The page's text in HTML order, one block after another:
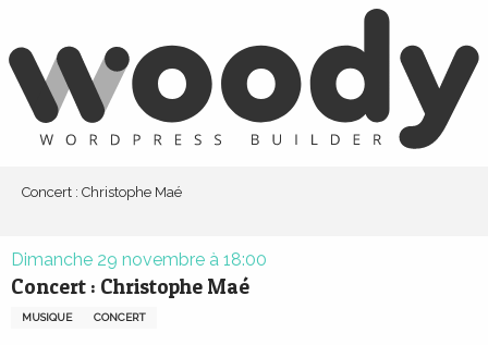
contenu
principal
Concert : Christophe Maé
Dimanche 29 novembre à 18:00
Concert : Christophe Maé
MUSIQUE CONCERT